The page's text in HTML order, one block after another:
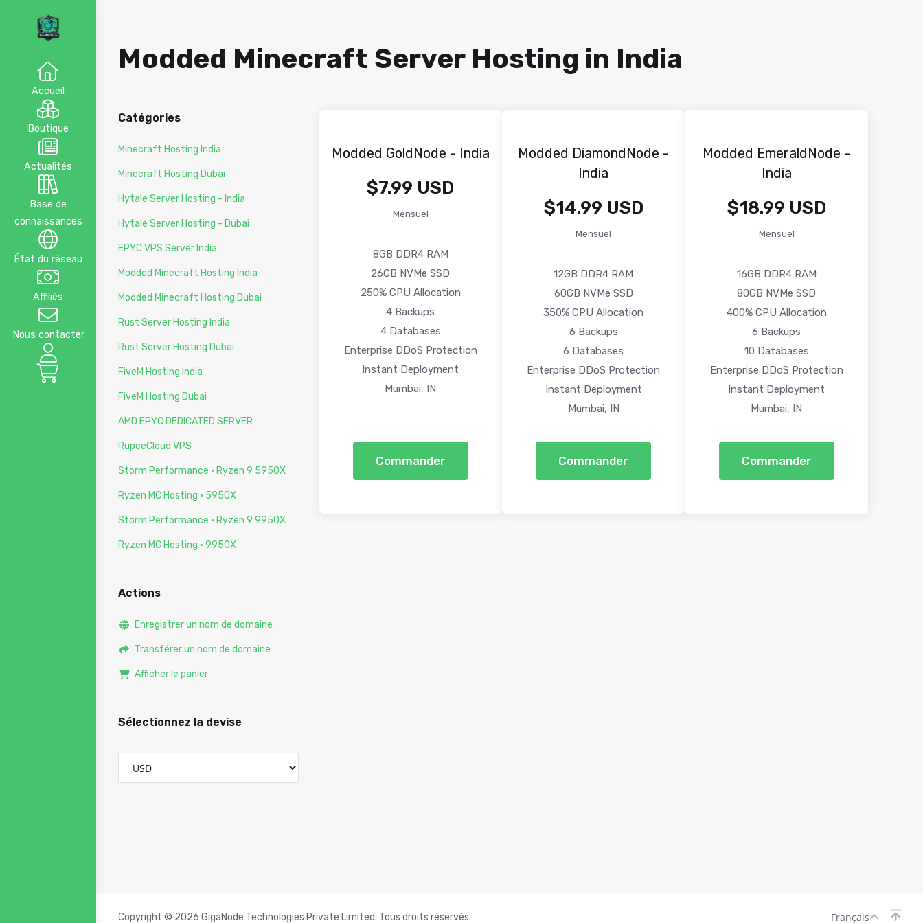
Accueil
Boutique
Actualités
Base de
connaissances
État du réseau
Affiliés
Nous contacter
Modded Minecraft Server Hosting in India
Catégories
Minecraft Hosting India
Minecraft Hosting Dubai
Hytale Server Hosting - India
Hytale Server Hosting - Dubai
EPYC VPS Server India
Modded Minecraft Hosting India
Modded Minecraft Hosting Dubai
Rust Server Hosting India
Rust Server Hosting Dubai
FiveM Hosting India
FiveM Hosting Dubai
AMD EPYC DEDICATED SERVER
RupeeCloud VPS
Storm Performance · Ryzen 9 5950X
Ryzen MC Hosting · 5950X
Storm Performance · Ryzen 9 9950X
Ryzen MC Hosting · 9950X
Actions
Enregistrer un nom de domaine
Transférer un nom de domaine
Afficher le panier
Sélectionnez la devise
Modded GoldNode - India
$7.99 USD
Mensuel
8GB DDR4 RAM
26GB NVMe SSD
250% CPU Allocation
4 Backups
4 Databases
Enterprise DDoS Protection
Instant Deployment
Mumbai, IN
Commander
Modded DiamondNode -
India
$14.99 USD
Mensuel
12GB DDR4 RAM
60GB NVMe SSD
350% CPU Allocation
6 Backups
6 Databases
Enterprise DDoS Protection
Instant Deployment
Mumbai, IN
Commander
Modded EmeraldNode -
India
$18.99 USD
Mensuel
16GB DDR4 RAM
80GB NVMe SSD
400% CPU Allocation
6 Backups
10 Databases
Enterprise DDoS Protection
Instant Deployment
Mumbai, IN
Commander
Copyright © 2026 GigaNode Technologies Private Limited. Tous droits réservés. Français